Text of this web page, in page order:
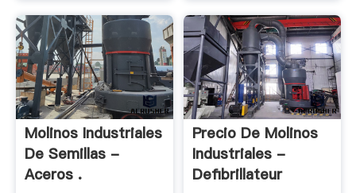
Molinos Industriales
De Semillas -
Aceros .
Precio De Molinos
Industriales -
Defibrillateur